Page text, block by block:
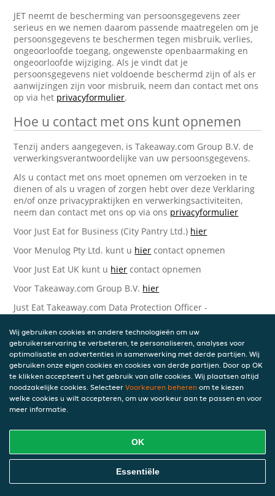
JET neemt de bescherming van persoonsgegevens zeer
serieus en we nemen daarom passende maatregelen om je
persoonsgegevens te beschermen tegen misbruik, verlies,
ongeoorloofde toegang, ongewenste openbaarmaking en
ongeoorloofde wijziging. Als je vindt dat je
persoonsgegevens niet voldoende beschermd zijn of als er
aanwijzingen zijn voor misbruik, neem dan contact met ons
op via het privacyformulier.
Hoe u contact met ons kunt opnemen
Tenzij anders aangegeven, is Takeaway.com Group B.V. de
verwerkingsverantwoordelijke van uw persoonsgegevens.
Als u contact met ons moet opnemen om verzoeken in te
dienen of als u vragen of zorgen hebt over deze Verklaring
en/of onze privacypraktijken en verwerkingsactiviteiten,
neem dan contact met ons op via ons privacyformulier
Voor Just Eat for Business (City Pantry Ltd.) hier
Voor Menulog Pty Ltd. kunt u hier contact opnemen
Voor Just Eat UK kunt u hier contact opnemen
Voor Takeaway.com Group B.V. hier
Just Eat Takeaway.com Data Protection Officer -
Piet Heinkade 61
1019 GM Amsterdam
Nederland
Bijgewerkte versies van deze
Privacyverklaring
Wij kunnen deze Verklaring van tijd tot tijd bijwerken als
reactie op veranderende juridische, technische of zakelijke
ontwikkelingen. Wanneer wij onze Privacyverklaring
bijwerken, zullen wij passende maatregelen nemen om u
op de hoogte te brengen, in overeenstemming met het
Wij gebruiken cookies en andere technologieën om uw
gebruikerservaring te verbeteren, te personaliseren, analyses voor
optimalisatie en advertenties in samenwerking met derde partijen. Wij
gebruiken onze eigen cookies en cookies van derde partijen. Door op OK
te klikken accepteert u het gebruik van alle cookies. Wij plaatsen altijd
noodzakelijke cookies. Selecteer Voorkeuren beheren om te kiezen
welke cookies u wilt accepteren, om uw voorkeur aan te passen en voor
meer informatie.
OK
Essentiële